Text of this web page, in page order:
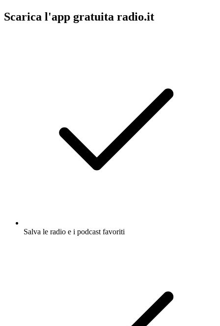
Scarica l'app gratuita radio.it
Salva le radio e i podcast favoriti